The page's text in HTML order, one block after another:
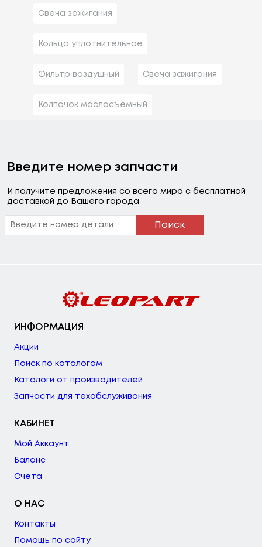
Свеча зажигания
Кольцо уплотнительное
Фильтр воздушный Свеча зажигания
Колпачок маслосъемный
Введите номер запчасти
И получите предложения со всего мира с бесплатной
доставкой до Вашего города
Поиск
ИНФОРМАЦИЯ
Акции
Поиск по каталогам
Каталоги от производителей
Запчасти для техобслуживания
КАБИНЕТ
Мой Аккаунт
Баланс
Счета
О НАС
Контакты
Помощь по сайту